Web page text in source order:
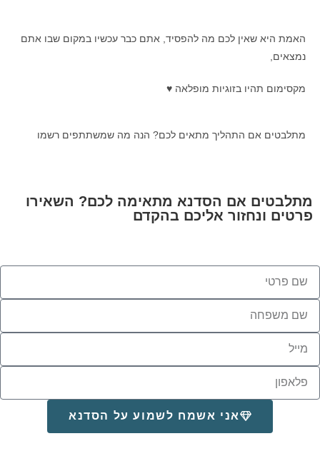
האמת היא שאין לכם מה להפסיד, אתם כבר עכשיו במקום שבו אתם
נמצאים,
מקסימום תהיו בזוגיות מופלאה ♥
מתלבטים אם התהליך מתאים לכם? הנה מה שמשתתפים רשמו
מתלבטים אם הסדנא מתאימה לכם? השאירו
פרטים ונחזור אליכם בהקדם
אני אשמח לשמוע על הסדנא